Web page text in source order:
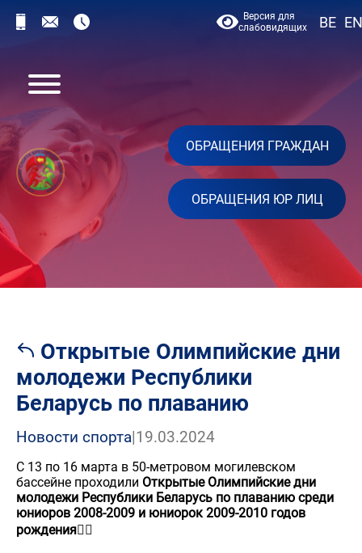
Версия для
слабовидящих
BE EN
ОБРАЩЕНИЯ ГРАЖДАН
ОБРАЩЕНИЯ ЮР ЛИЦ
Открытые Олимпийские дни
молодежи Республики
Беларусь по плаванию
Новости спорта|19.03.2024
С 13 по 16 марта в 50-метровом могилевском
бассейне проходили Открытые Олимпийские дни
молодежи Республики Беларусь по плаванию среди
юниоров 2008-2009 и юниорок 2009-2010 годов
рождения🏊‍♂️